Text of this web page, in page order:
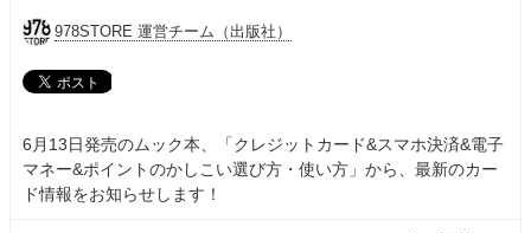
978STORE 運営チーム（出版社）
6月13日発売のムック本、「クレジットカード&スマホ決済&電子
マネー&ポイントのかしこい選び方・使い方」から、最新のカー
ド情報をお知らせします！